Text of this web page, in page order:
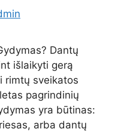
Dantų
išlaikyti gerą
rimtų sveikatos
pagrindinių
yra būtinas:
arba dantų